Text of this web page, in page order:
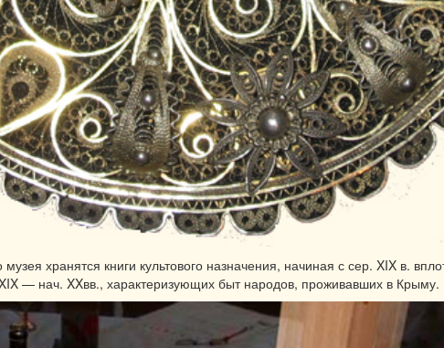
хранятся книги культового назначения, начиная с сер. XIX в.
— нач. XXвв., характеризующих быт народов, проживавших в Крыму.